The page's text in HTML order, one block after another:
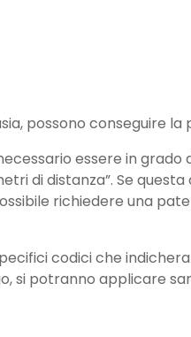
possono conseguire
essere in grado
di distanza”. Se
richiedere una
codici che
si potranno applicare